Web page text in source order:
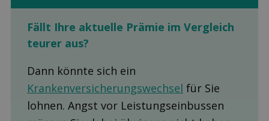
Fällt Ihre aktuelle Prämie im Ver­gleich
teurer aus?
Dann könnte sich ein
Krankenversicherungswechsel für Sie
lohnen. Angst vor Leistungseinbussen